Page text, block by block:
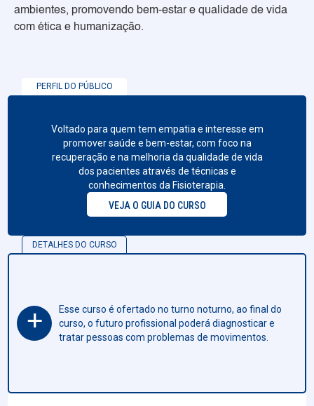
ambientes, promovendo bem-estar e qualidade de vida
com ética e humanização.
PERFIL DO PÚBLICO
Voltado para quem tem empatia e interesse em
promover saúde e bem-estar, com foco na
recuperação e na melhoria da qualidade de vida
dos pacientes através de técnicas e
conhecimentos da Fisioterapia.
VEJA O GUIA DO CURSO
DETALHES DO CURSO
+
Esse curso é ofertado no turno noturno, ao final do
curso, o futuro profissional poderá diagnosticar e
tratar pessoas com problemas de movimentos.